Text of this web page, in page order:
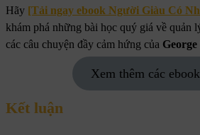
Hãy [Tải ngay ebook Người Giàu Có
khám phá những bài học quý giá về quản
các câu chuyện đầy cảm hứng của George
Xem thêm các
Kết luận